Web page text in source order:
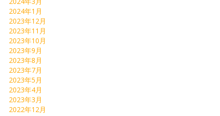
2024年1月
2023年12月
2023年11月
2023年10月
2023年9月
2023年8月
2023年7月
2023年5月
2023年4月
2023年3月
2022年12月